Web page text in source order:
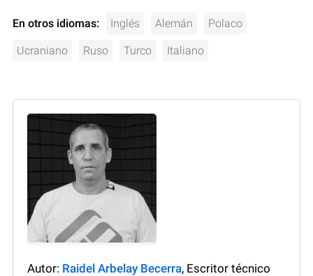
En otros idiomas: Inglés Alemán Polaco
Ucraniano Ruso Turco Italiano
Autor: Raidel Arbelay Becerra, Escritor técnico